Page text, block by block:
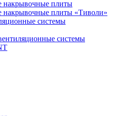
накрывочные плиты
накрывочные плиты «Тиволи»
системы
системы